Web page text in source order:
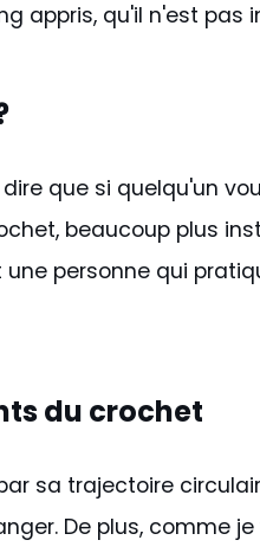
appris, qu'il n'est pas
que si quelqu'un
beaucoup plus
personne qui
du crochet
sa trajectoire
De plus, comme